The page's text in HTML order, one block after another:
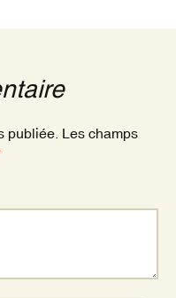
publiée. Les champs